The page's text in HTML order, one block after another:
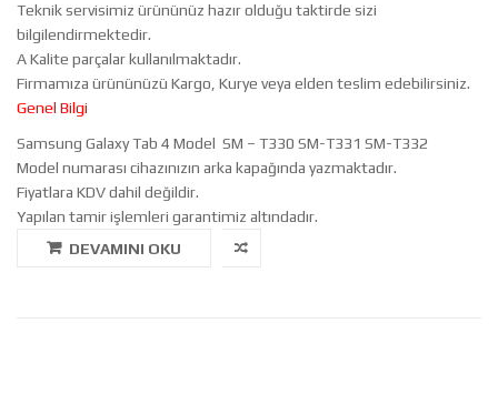
Teknik servisimiz ürününüz hazır olduğu taktirde sizi
bilgilendirmektedir.
A Kalite parçalar kullanılmaktadır.
Firmamıza ürününüzü Kargo, Kurye veya elden teslim edebilirsiniz.
Genel Bilgi
Samsung Galaxy Tab 4 Model SM – T330 SM-T331 SM-T332
Model numarası cihazınızın arka kapağında yazmaktadır.
Fiyatlara KDV dahil değildir.
Yapılan tamir işlemleri garantimiz altındadır.
DEVAMINI OKU